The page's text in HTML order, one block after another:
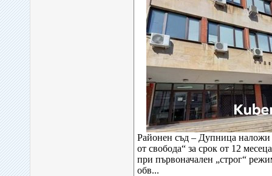
Районен съд – Дупница наложи
от свобода“ за срок от 12
при първоначален „строг“
обв...